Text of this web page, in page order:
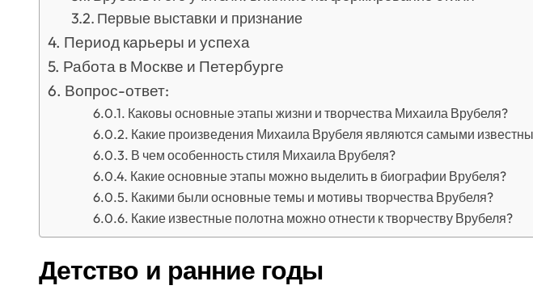
Первые выставки и признание
Период карьеры и успеха
Работа в Москве и Петербурге
Вопрос-ответ:
Каковы основные этапы жизни и творчества Михаила Врубеля?
Какие произведения Михаила Врубеля являются самыми
В чем особенность стиля Михаила Врубеля?
Какие основные этапы можно выделить в биографии Врубеля?
Какими были основные темы и мотивы творчества Врубеля?
Какие известные полотна можно отнести к творчеству Врубеля?
Детство и ранние годы